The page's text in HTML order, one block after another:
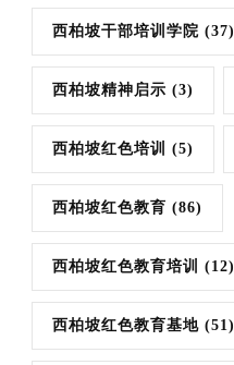
西柏坡干部培训学院 (37)
西柏坡精神启示 (3)
西柏坡红色培训 (5)
西柏坡红色教育 (86)
西柏坡红色教育培训 (12)
西柏坡红色教育基地 (51)